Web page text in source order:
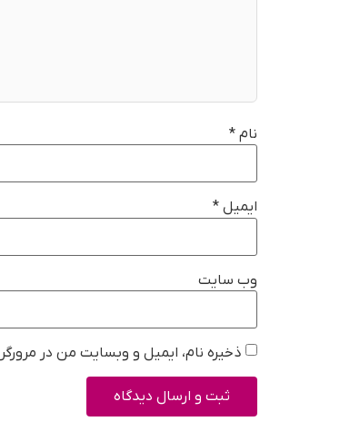
نام *
ایمیل *
وب‌ سایت
ذخیره نام، ایمیل و وبسایت من در